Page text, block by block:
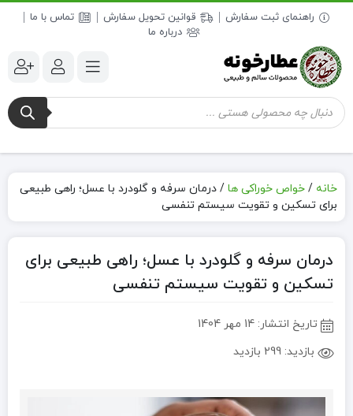
راهنمای ثبت سفارش قوانین تحویل سفارش
تماس با ما
درباره ما
جستجوی
محصولات
خانه / خواص خوراکی ها / درمان سرفه و گلودرد با عسل؛ راهی طبیعی
برای تسکین و تقویت سیستم تنفسی
درمان سرفه و گلودرد با عسل؛ راهی طبیعی برای
تسکین و تقویت سیستم تنفسی
تاریخ انتشار: 14 مهر 1404
بازدید: 299 بازدید